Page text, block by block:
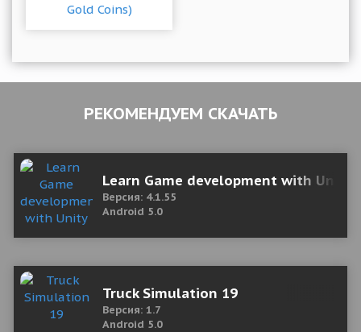
РЕКОМЕНДУЕМ СКАЧАТЬ
Learn Game development with Unity
Версия: 4.1.55
Android 5.0
Truck Simulation 19
Версия: 1.7
Android 5.0